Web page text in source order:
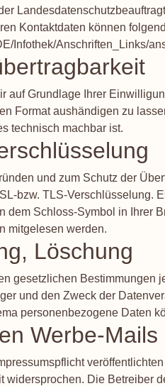
Kontaktdaten können
Infothek/Anschriften_Links/
auf Grundlage Ihrer
Format aushändigen zu
technisch machbar ist.
und zum Schutz der
bzw. TLS-Verschlüsselung.
dem Schloss-Symbol in
mitgelesen werden.
Löschung
gesetzlichen Bestimmungen
und den Zweck der
personenbezogene Daten
Werbe-Mails
widersprochen. Die